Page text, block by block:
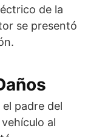
de la
se presentó
padre del
al